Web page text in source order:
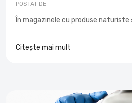
POSTAT DE
În magazinele cu produse naturiste
Citește mai mult